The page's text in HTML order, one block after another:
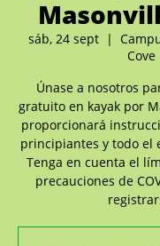
sáb, 24 sept
  |
Cove
Únase a nosotros
gratuito en kayak por
proporcionará
principiantes y todo el
Tenga en cuenta el
precauciones de